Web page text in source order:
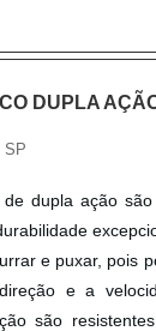
e à abrasão, o
DUPLA
SP
dupla ação
e puxar, pois
e a
são